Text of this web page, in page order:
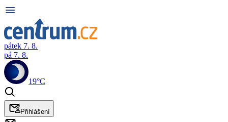
pátek 7. 8.
pá 7. 8.
19°C
Přihlášení